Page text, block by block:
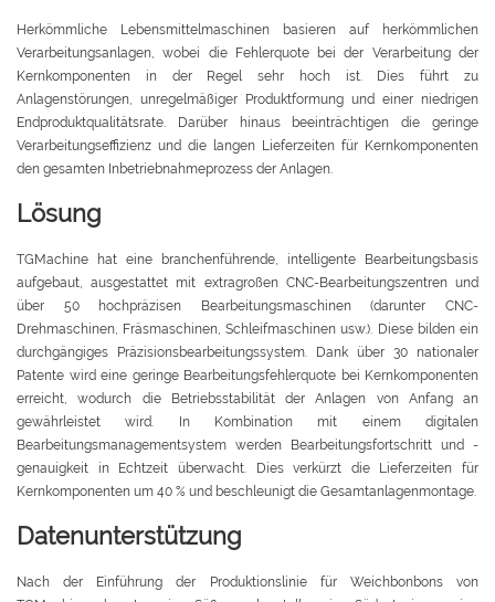
Herkömmliche Lebensmittelmaschinen basieren auf herkömmlichen
Verarbeitungsanlagen, wobei die Fehlerquote bei der Verarbeitung der
Kernkomponenten in der Regel sehr hoch ist. Dies führt zu
Anlagenstörungen, unregelmäßiger Produktformung und einer niedrigen
Endproduktqualitätsrate. Darüber hinaus beeinträchtigen die geringe
Verarbeitungseffizienz und die langen Lieferzeiten für Kernkomponenten
den gesamten Inbetriebnahmeprozess der Anlagen.
Lösung
TGMachine hat eine branchenführende, intelligente Bearbeitungsbasis
aufgebaut, ausgestattet mit extragroßen CNC-Bearbeitungszentren und
über 50 hochpräzisen Bearbeitungsmaschinen (darunter CNC-
Drehmaschinen, Fräsmaschinen, Schleifmaschinen usw.). Diese bilden ein
durchgängiges Präzisionsbearbeitungssystem. Dank über 30 nationaler
Patente wird eine geringe Bearbeitungsfehlerquote bei Kernkomponenten
erreicht, wodurch die Betriebsstabilität der Anlagen von Anfang an
gewährleistet wird. In Kombination mit einem digitalen
Bearbeitungsmanagementsystem werden Bearbeitungsfortschritt und -
genauigkeit in Echtzeit überwacht. Dies verkürzt die Lieferzeiten für
Kernkomponenten um 40 % und beschleunigt die Gesamtanlagenmontage.
Datenunterstützung
Nach der Einführung der Produktionslinie für Weichbonbons von